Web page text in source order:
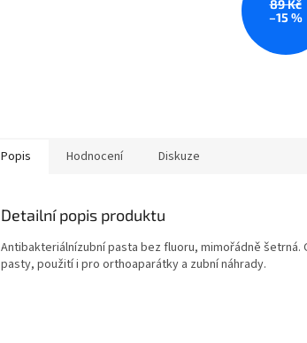
89 Kč
–15 %
Popis Hodnocení Diskuze
Detailní popis produktu
Antibakteriálnízubní pasta bez fluoru, mimořádně šetrná.
pasty, použití i pro orthoaparátky a zubní náhrady.